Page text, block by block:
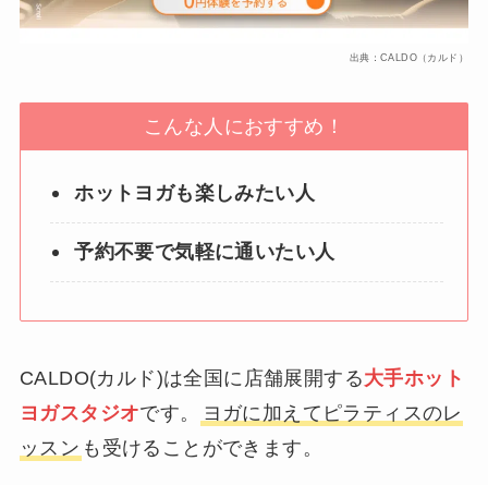
出典：CALDO（カルド）
こんな人におすすめ！
ホットヨガも楽しみたい人
予約不要で気軽に通いたい人
CALDO(カルド)は全国に店舗展開する大手ホット
ヨガスタジオです。
ヨガに加えてピラティスのレ
ッスン も受けることができます。